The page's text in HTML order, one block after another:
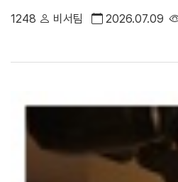
1248 비서팀 2026.07.09